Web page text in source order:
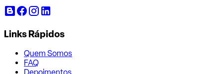
Links Rápidos
Quem Somos
FAQ